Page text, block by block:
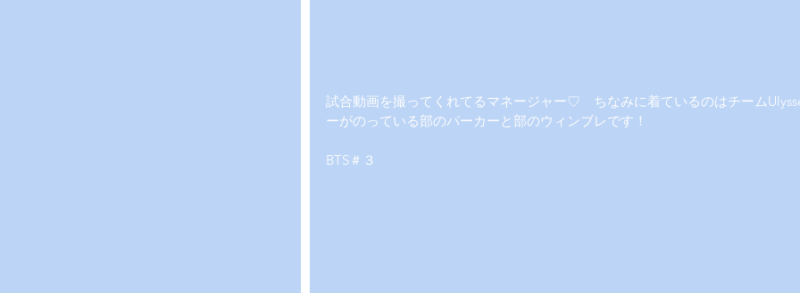
試合動画を撮ってくれてるマネージャー♡　ちなみに着ているのはチーム
ーがのっている部のパーカーと部のウィンブレです！
BTS＃３